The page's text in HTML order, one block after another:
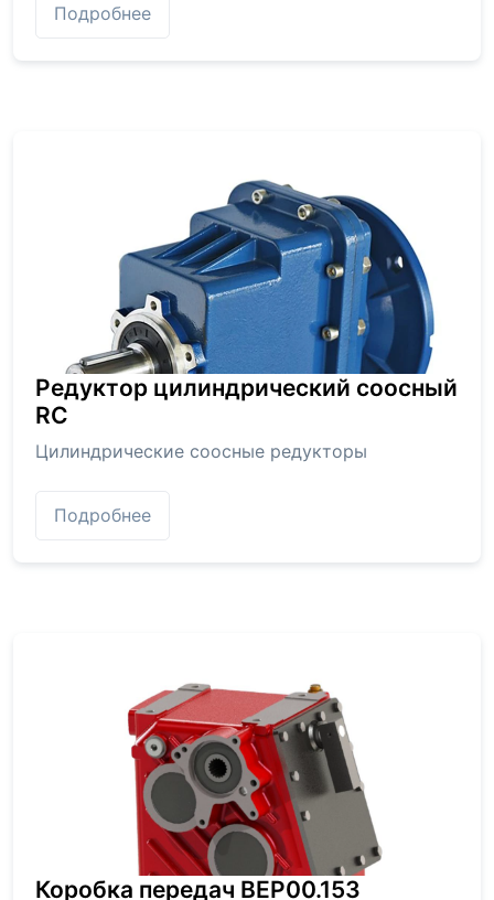
Подробнее
Редуктор цилиндрический соосный
RC
Цилиндрические соосные редукторы
Подробнее
Коробка передач BEP00.153